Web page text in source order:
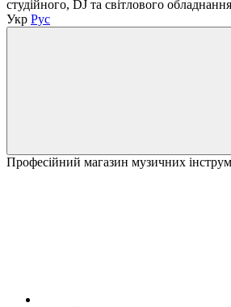
студійного, DJ та світлового
Укр Рус
Професійний магазин музичних